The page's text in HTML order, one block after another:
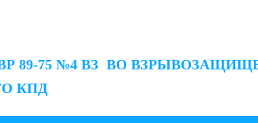
89-75 №4 ВЗ ВО
КПД